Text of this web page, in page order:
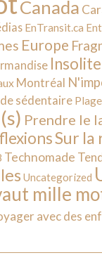
Canada
EnTransit.ca
Europe
Insolite
Montréal
sédentaire
Prendre le
Sur la
Technomade
Uncategorized
mille
avec des